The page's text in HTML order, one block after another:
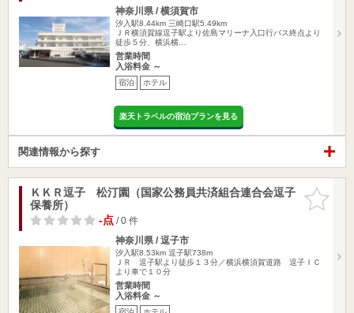
神奈川県 / 横須賀市
汐入駅8.44km 三崎口駅5.49km
ＪＲ横須賀線逗子駅より佐島マリーナ入口行バス終点より
徒歩５分、横浜横…
営業時間
入浴料金 ～
宿泊 ホテル
楽天トラベルの宿泊プランを見る
関連情報から探す
お気に入
りに追加
ＫＫＲ逗子 松汀園（国家公務員共済組合連合会逗子
保養所）
-点/ 0 件
神奈川県 / 逗子市
汐入駅8.53km 逗子駅738m
ＪＲ 逗子駅より徒歩１３分／横浜横須賀道路 逗子ＩＣ
より車で１０分
営業時間
入浴料金 ～